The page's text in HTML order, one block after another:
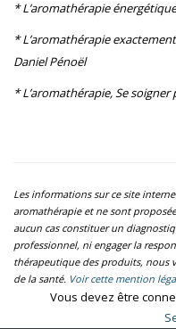
* L’aromathérapie
* L’aromathérapie
Daniel Pénoël
* L’aromathérapie, Se
Les informations sur ce site
aromathérapie et ne sont
aucun cas constituer un
professionnel, ni engager la
thérapeutique des produits, nous
de la santé. Voir cette mention
Vous devez être